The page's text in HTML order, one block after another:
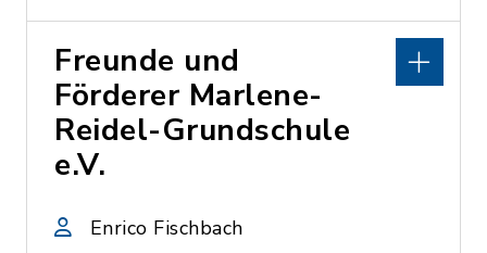
Freunde und
Förderer Marlene-
Reidel-Grundschule
e.V.
Enrico Fischbach